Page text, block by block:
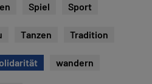
Spiel Sport
Tanzen Tradition
wandern